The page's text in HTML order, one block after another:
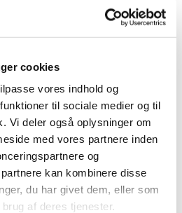
cookies
vores indhold og
til sociale medier og til
Vi deler også oplysninger om
med vores partnere inden
og
kan kombinere disse
du har givet dem, eller som
af deres tjenester.
Aurinio L 50
til
system & UniCel DxC